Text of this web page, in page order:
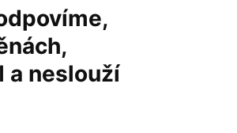
a neslouží